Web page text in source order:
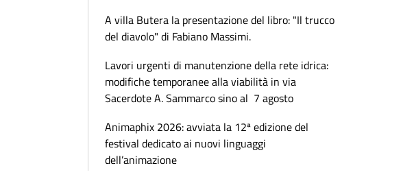
A villa Butera la presentazione del libro: "Il trucco
del diavolo" di Fabiano Massimi.
Lavori urgenti di manutenzione della rete idrica:
modifiche temporanee alla viabilità in via
Sacerdote A. Sammarco sino al 7 agosto
Animaphix 2026: avviata la 12ª edizione del
festival dedicato ai nuovi linguaggi
dell’animazione